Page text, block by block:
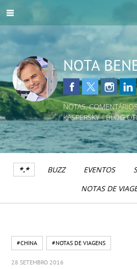
NOTA
NOTAS,
KASPERSKY - BLOG
*.* BUZZ EVENTOS
NOTAS DE
#CHINA #NOTAS DE VIAGENS
28 SETEMBRO 2016